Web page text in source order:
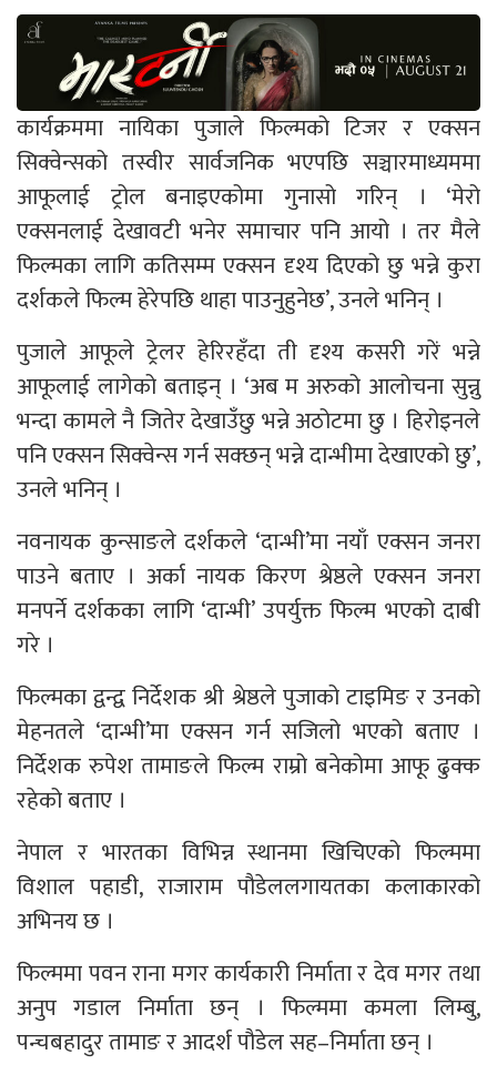
कार्यक्रममा नायिका पुजाले फिल्मको टिजर र एक्सन
सिक्वेन्सको तस्वीर सार्वजनिक भएपछि सञ्चारमाध्यममा
आफूलाई ट्रोल बनाइएकोमा गुनासो गरिन् । ‘मेरो
एक्सनलाई देखावटी भनेर समाचार पनि आयो । तर मैले
फिल्मका लागि कतिसम्म एक्सन दृश्य दिएको छु भन्ने कुरा
दर्शकले फिल्म हेरेपछि थाहा पाउनुहुनेछ’, उनले भनिन् ।
पुजाले आफूले ट्रेलर हेरिरहँदा ती दृश्य कसरी गरें भन्ने
आफूलाई लागेको बताइन् । ‘अब म अरुको आलोचना सुन्नु
भन्दा कामले नै जितेर देखाउँछु भन्ने अठोटमा छु । हिरोइनले
पनि एक्सन सिक्वेन्स गर्न सक्छन् भन्ने दान्भीमा देखाएको छु’,
उनले भनिन् ।
नवनायक कुन्साङले दर्शकले ‘दान्भी’मा नयाँ एक्सन जनरा
पाउने बताए । अर्का नायक किरण श्रेष्ठले एक्सन जनरा
मनपर्ने दर्शकका लागि ‘दान्भी’ उपर्युक्त फिल्म भएको दाबी
गरे ।
फिल्मका द्वन्द्व निर्देशक श्री श्रेष्ठले पुजाको टाइमिङ र उनको
मेहनतले ‘दान्भी’मा एक्सन गर्न सजिलो भएको बताए ।
निर्देशक रुपेश तामाङले फिल्म राम्रो बनेकोमा आफू ढुक्क
रहेको बताए ।
नेपाल र भारतका विभिन्न स्थानमा खिचिएको फिल्ममा
विशाल पहाडी, राजाराम पौडेललगायतका कलाकारको
अभिनय छ ।
फिल्ममा पवन राना मगर कार्यकारी निर्माता र देव मगर तथा
अनुप गडाल निर्माता छन् । फिल्ममा कमला लिम्बु,
पन्चबहादुर तामाङ र आदर्श पौडेल सह–निर्माता छन् ।